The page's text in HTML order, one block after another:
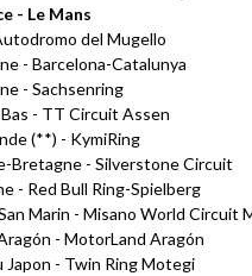
- Le Mans
del Mugello
- Barcelona-Catalunya
- Sachsenring
- TT Circuit Assen
(**) - KymiRing
Bretagne - Silverstone Circuit
- Red Bull Ring-Spielberg
Marin - Misano World Circuit
- MotorLand Aragón
- Twin Ring Motegi